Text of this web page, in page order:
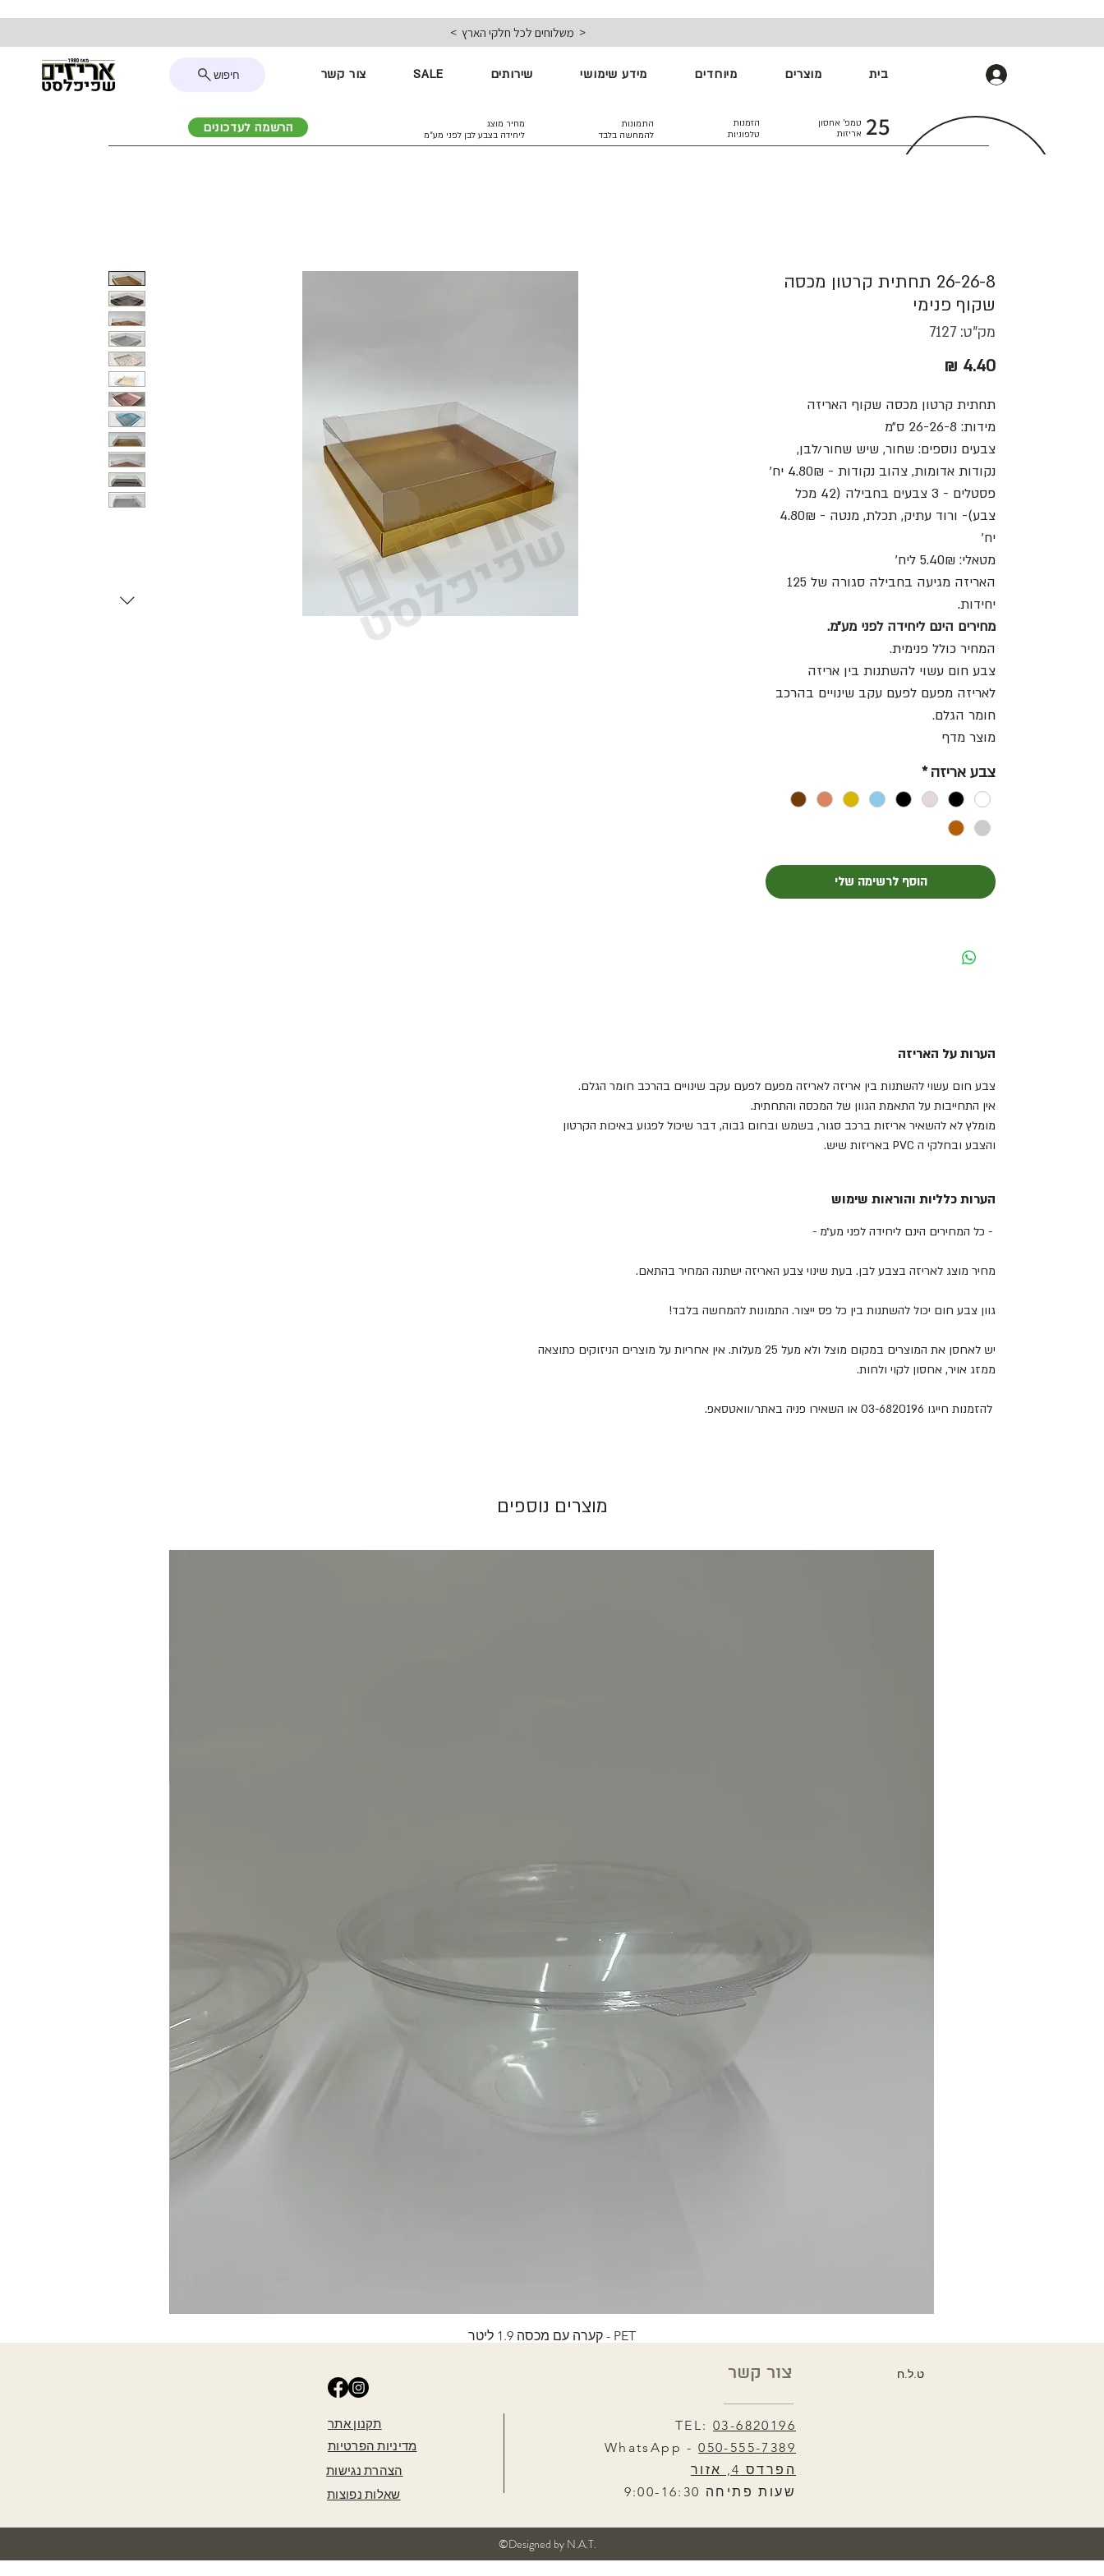
< משלוחים לכל חלקי הארץ >
חיפוש בית מוצרים מיוחדים מידע שימושי שירותים SALE צור קשר
הרשמה לעדכונים
מחיר מוצג
ליחידה בצבע לבן לפני מע״מ
התמונות
להמחשה בלבד
הזמנות
טלפוניות
25 טמפ׳ אחסון
אריזות
26-26-8 תחתית קרטון מכסה
שקוף פנימי
מק"ט: 7127
תחתית קרטון מכסה שקוף האריזה
מידות: 26-26-8 ס״מ
צבעים נוספים: שחור, שיש שחור/לבן,
נקודות אדומות, צהוב נקודות - 4.80₪ יח׳
פסטלים - 3 צבעים בחבילה (42 מכל
צבע)- ורוד עתיק, תכלת, מנטה - 4.80₪
יח׳
מטאלי: 5.40₪ ליח׳
האריזה מגיעה בחבילה סגורה של 125
יחידות.
מחירים הינם ליחידה לפני מע״מ.
המחיר כולל פנימית.
צבע חום עשוי להשתנות בין אריזה
לאריזה מפעם לפעם עקב שינויים בהרכב
חומר הגלם.
מוצר מדף
צבע אריזה *
הוסף לרשימה שלי
הערות על האריזה
צבע חום עשוי להשתנות בין אריזה לאריזה מפעם לפעם עקב שינויים בהרכב חומר הגלם.
אין התחייבות על התאמת הגוון של המכסה והתחתית.
מומלץ לא להשאיר אריזות ברכב סגור, בשמש ובחום גבוה, דבר שיכול לפגוע באיכות הקרטון
והצבע ובחלקי ה PVC באריזות שיש.
הערות כלליות והוראות שימוש
- כל המחירים הינם ליחידה לפני מע״מ -
מחיר מוצג לאריזה בצבע לבן. בעת שינוי צבע האריזה ישתנה המחיר בהתאם.
גוון צבע חום יכול להשתנות בין כל פס ייצור. התמונות להמחשה בלבד!
יש לאחסן את המוצרים במקום מוצל ולא מעל 25 מעלות. אין אחריות על מוצרים הניזוקים כתוצאה
ממזג אויר, אחסון לקוי ולחות.
להזמנות חייגו 03-6820196 או השאירו פניה באתר/וואטסאפ.
מוצרים נוספים
PET - קערה עם מכסה 1.9 ליטר
צור קשר ט.ל.ח
תקנון אתר
מדיניות הפרטיות
הצהרת נגישות
שאלות נפוצות
TEL: 03-6820196
WhatsApp -050-555-7389
הפרדס 4, אזור
שעות פתיחה 9:00-16:30
©Designed by N.A.T.